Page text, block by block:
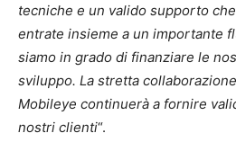
tecniche e un valido supporto
entrate insieme a un importante
siamo in grado di finanziare le
sviluppo. La stretta
Mobileye continuerà a fornire
nostri clienti“.